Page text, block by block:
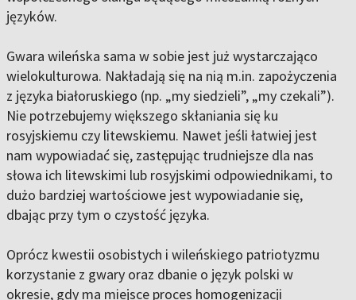
języków.
Gwara wileńska sama w sobie jest już wystarczająco
wielokulturowa. Nakładają się na nią m.in. zapożyczenia
z języka białoruskiego (np. „my siedzieli”, „my czekali”).
Nie potrzebujemy większego skłaniania się ku
rosyjskiemu czy litewskiemu. Nawet jeśli łatwiej jest
nam wypowiadać się, zastępując trudniejsze dla nas
słowa ich litewskimi lub rosyjskimi odpowiednikami, to
dużo bardziej wartościowe jest wypowiadanie się,
dbając przy tym o czystość języka.
Oprócz kwestii osobistych i wileńskiego patriotyzmu
korzystanie z gwary oraz dbanie o język polski w
okresie, gdy ma miejsce proces homogenizacji